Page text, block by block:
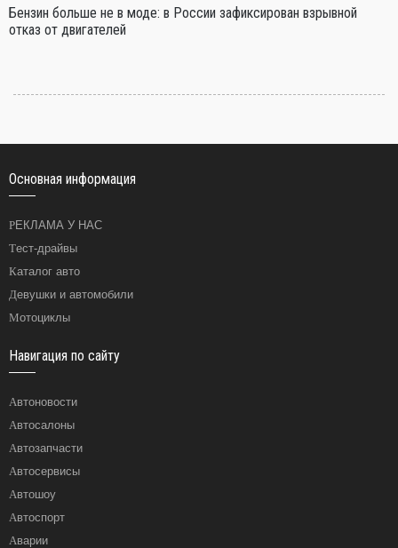
Бензин больше не в моде: в России зафиксирован взрывной
отказ от двигателей
Основная информация
РЕКЛАМА У НАС
Тест-драйвы
Каталог авто
Девушки и автомобили
Мотоциклы
Навигация по сайту
Автоновости
Автосалоны
Автозапчасти
Автосервисы
Автошоу
Автоспорт
Аварии